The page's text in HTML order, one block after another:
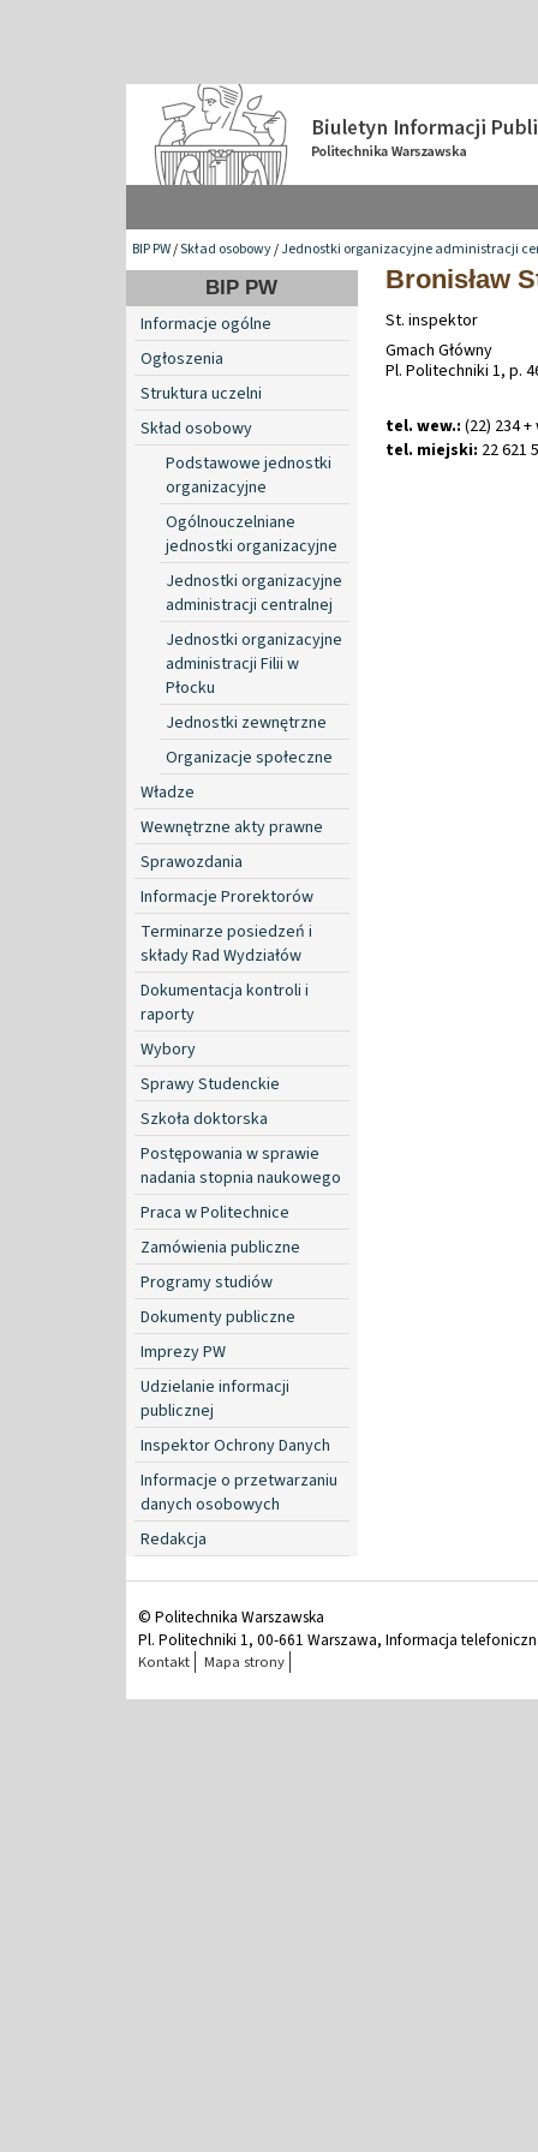
BIP PW/Skład osobowy/Jednostki organizacyjne administracji
BIP PW
Informacje ogólne
Ogłoszenia
Struktura uczelni
Skład osobowy
Podstawowe jednostki
organizacyjne
Ogólnouczelniane
jednostki organizacyjne
Jednostki organizacyjne
administracji centralnej
Jednostki organizacyjne
administracji Filii w
Płocku
Jednostki zewnętrzne
Organizacje społeczne
Władze
Wewnętrzne akty prawne
Sprawozdania
Informacje Prorektorów
Terminarze posiedzeń i
składy Rad Wydziałów
Dokumentacja kontroli i
raporty
Wybory
Sprawy Studenckie
Szkoła doktorska
Postępowania w sprawie
nadania stopnia naukowego
Praca w Politechnice
Zamówienia publiczne
Programy studiów
Dokumenty publiczne
Imprezy PW
Udzielanie informacji
publicznej
Inspektor Ochrony Danych
Informacje o przetwarzaniu
danych osobowych
Redakcja
Bronisław
St. inspektor
Gmach Główny
Pl. Politechniki 1, p.
tel. wew.: (22) 234
tel. miejski: 22 621
© Politechnika Warszawska
Pl. Politechniki 1, 00-661 Warszawa, Informacja
Kontakt Mapa strony